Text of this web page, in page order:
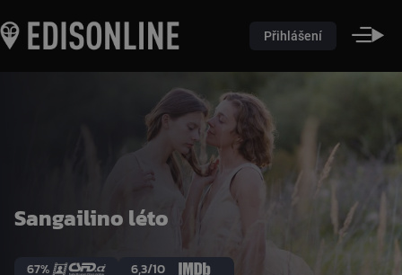
Přihlášení
Sangailino léto
67% 6,3/10